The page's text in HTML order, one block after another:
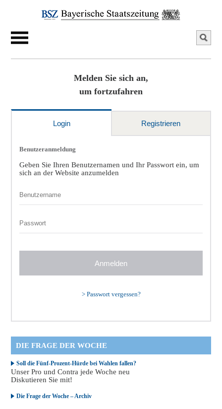
Melden Sie sich an,
um fortzufahren
Login Registrieren
Benutzeranmeldung
Geben Sie Ihren Benutzernamen und Ihr Passwort ein, um
sich an der Website anzumelden
> Passwort vergessen?
DIE FRAGE DER WOCHE
Soll die Fünf-Prozent-Hürde bei Wahlen fallen?
Unser Pro und Contra jede Woche neu
Diskutieren Sie mit!
Die Frage der Woche – Archiv